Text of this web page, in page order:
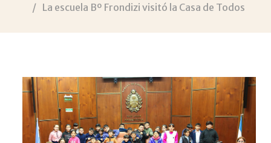
La escuela Bº Frondizi visitó la Casa de Todos